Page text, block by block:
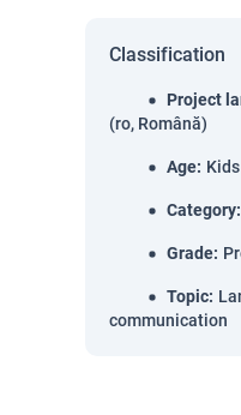
Classification
Project
(ro, Română)
Age: Kids
Category:
Grade:
Topic:
communication